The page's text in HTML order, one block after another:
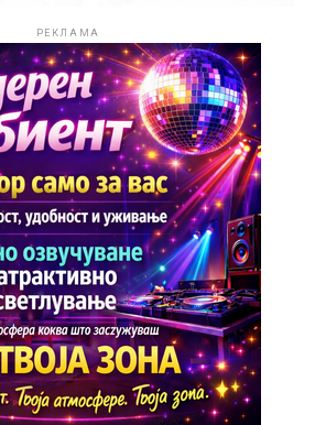
од Горан Алачки, „Запејте
срцето на публиката во 90-
стана еден од најпопуларните
Со многу емоција и силни
прерасна во вечен класик.
Антевски го презеде ризикот
од Алачки да ја изведе песната
него, ова не е само
хит, туку и шанса да се
песната, при што му било
РЕКЛАМА